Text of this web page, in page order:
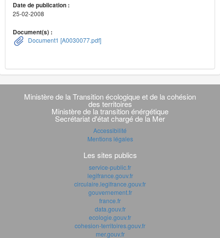
Date de publication :
25-02-2008
Document(s) :
Document1 [A0030077.pdf]
Navigation
transverse
Ministère de la Transition écologique et de la cohésion
des territoires
Ministère de la transition énérgétique
Secrétariat d'état chargé de la Mer
Accessibilité
Mentions légales
Les sites publics
service-public.fr
legifrance.gouv.fr
circulaire.legifrance.gouv.fr
gouvernement.fr
france.fr
data.gouv.fr
ecologie.gouv.fr
cohesion-territoires.gouv.fr
mer.gouv.fr